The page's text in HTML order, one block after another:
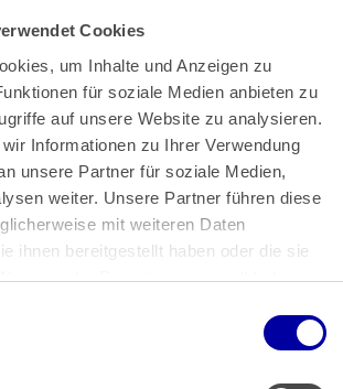
Cookies
um Inhalte und Anzeigen zu
für soziale Medien anbieten zu
auf unsere Website zu analysieren.
Informationen zu Ihrer Verwendung
unsere Partner für soziale Medien,
weiter. Unsere Partner führen diese
mit weiteren Daten
ihnen bereitgestellt haben oder die sie
der Dienste gesammelt haben.
2
|AGB